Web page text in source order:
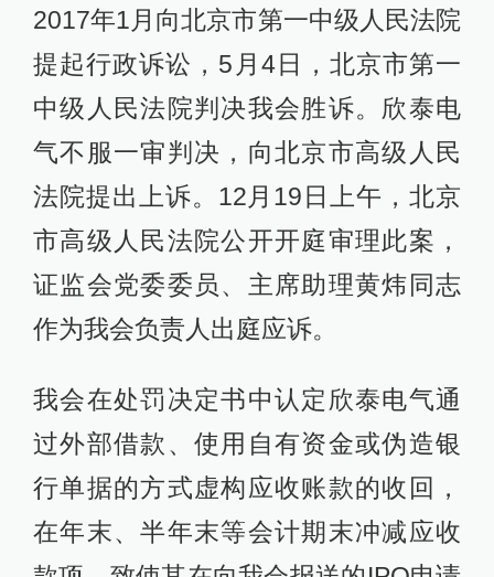
2017年1月向北京市第一中级人民法院
提起行政诉讼，5月4日，北京市第一
中级人民法院判决我会胜诉。欣泰电
气不服一审判决，向北京市高级人民
法院提出上诉。12月19日上午，北京
市高级人民法院公开开庭审理此案，
证监会党委委员、主席助理黄炜同志
作为我会负责人出庭应诉。
我会在处罚决定书中认定欣泰电气通
过外部借款、使用自有资金或伪造银
行单据的方式虚构应收账款的收回，
在年末、半年末等会计期末冲减应收